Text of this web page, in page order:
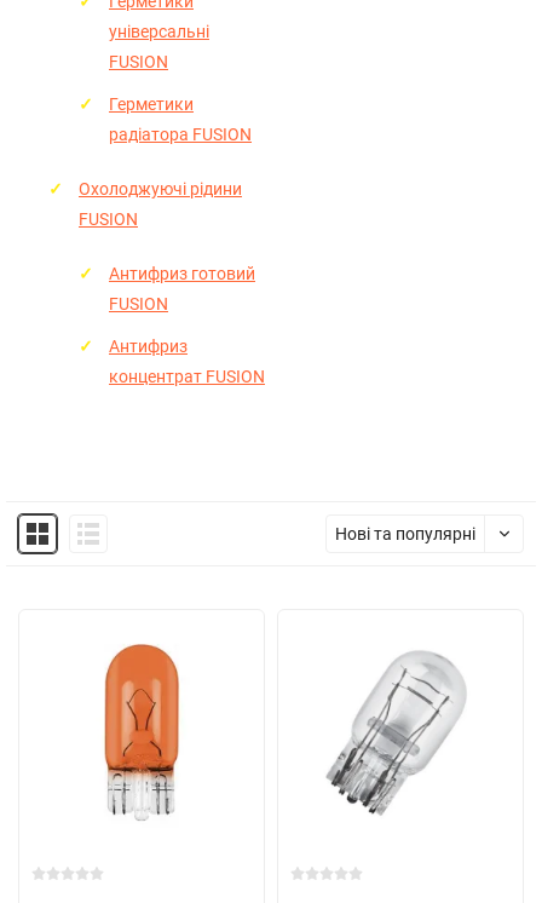
універсальні
FUSION
Герметики
радіатора FUSION
Охолоджуючі рідини
FUSION
Антифриз готовий
FUSION
Антифриз
концентрат FUSION
Нові та популярні